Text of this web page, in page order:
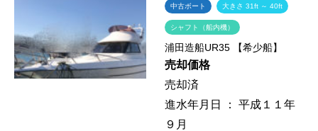
中古ボート 大きさ 31ft ～ 40ft
シャフト（船内機）
浦田造船UR35 【希少船】
売却価格
売却済
進水年月日 ： 平成１１年
９月